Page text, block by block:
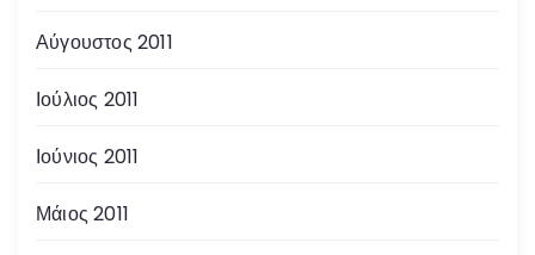
Αύγουστος 2011
Ιούλιος 2011
Ιούνιος 2011
Μάιος 2011